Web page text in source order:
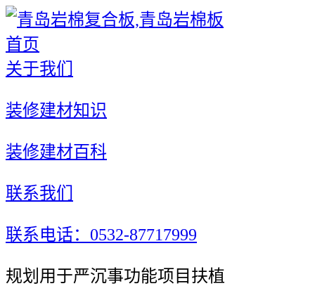
首页
关于我们
装修建材知识
装修建材百科
联系我们
联系电话：0532-87717999
规划用于严沉事功能项目扶植